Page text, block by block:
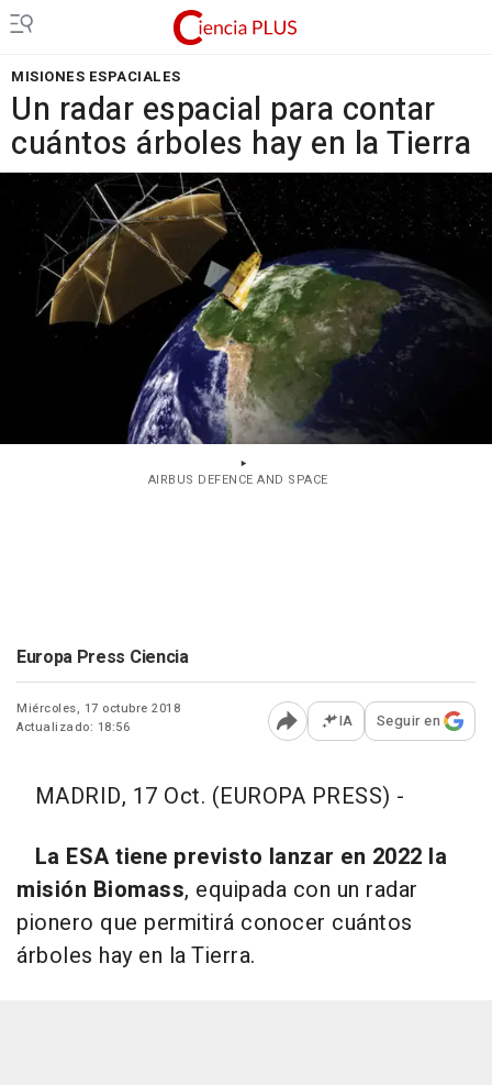
MISIONES ESPACIALES
Un radar espacial para contar
cuántos árboles hay en la Tierra
AIRBUS DEFENCE AND SPACE
Europa Press Ciencia
Miércoles, 17 octubre 2018
Actualizado: 18:56
Abrir opciones para
IA Seguir en
MADRID, 17 Oct. (EUROPA PRESS) -
La ESA tiene previsto lanzar en 2022 la
misión Biomass, equipada con un radar
pionero que permitirá conocer cuántos
árboles hay en la Tierra.